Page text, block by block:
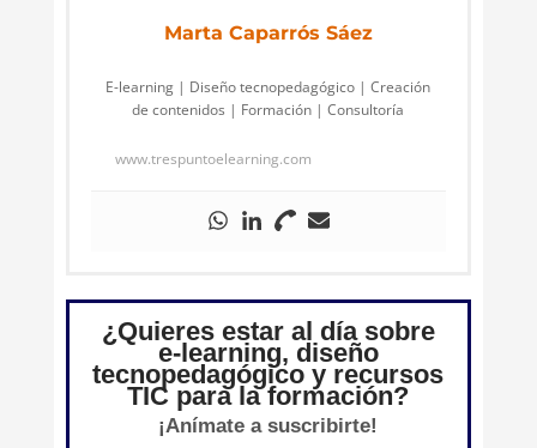
Marta Caparrós Sáez
E-learning | Diseño tecnopedagógico | Creación
de contenidos | Formación | Consultoría
www.trespuntoelearning.com
¿Quieres estar al día sobre
e-learning, diseño
tecnopedagógico y recursos
TIC para la formación?
¡Anímate a suscribirte!